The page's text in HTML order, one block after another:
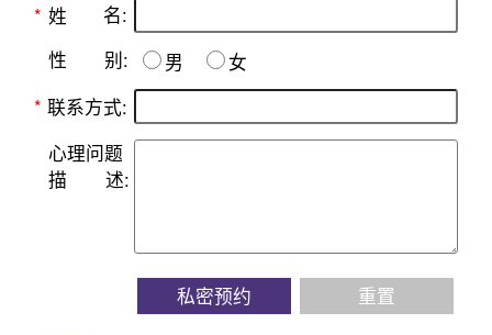
* 姓 名:
性 别: 男
女
* 联系方式:
心理问题
描
述:
私密预约 重置